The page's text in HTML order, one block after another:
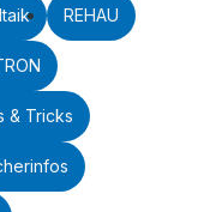
REHAU
& Tricks